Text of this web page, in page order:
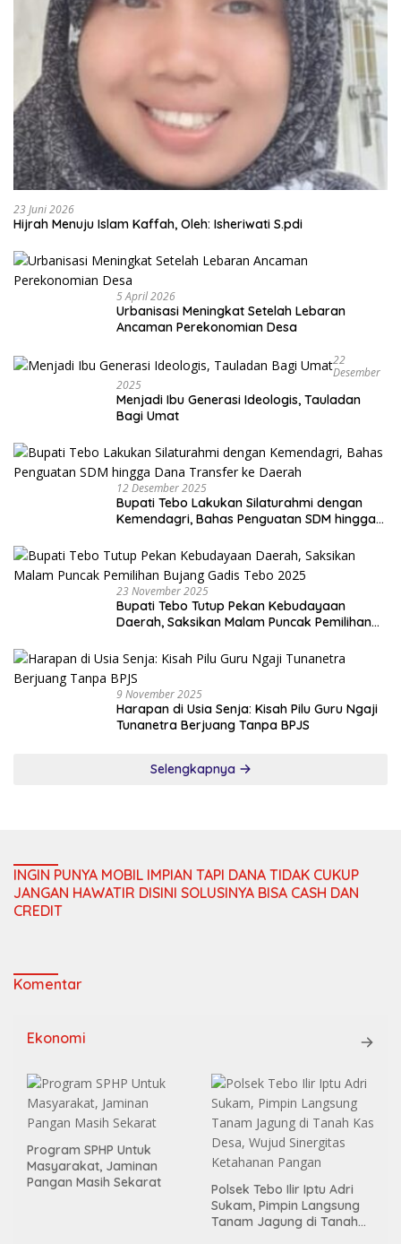
23 Juni 2026
Hijrah Menuju Islam Kaffah, Oleh: Isheriwati S.pdi
5 April 2026
Urbanisasi Meningkat Setelah Lebaran
Ancaman Perekonomian Desa
22
Desember
2025
Menjadi Ibu Generasi Ideologis, Tauladan
Bagi Umat
12 Desember 2025
Bupati Tebo Lakukan Silaturahmi dengan
Kemendagri, Bahas Penguatan SDM hingga
23 November 2025
Bupati Tebo Tutup Pekan Kebudayaan
Daerah, Saksikan Malam Puncak Pemilihan
9 November 2025
Harapan di Usia Senja: Kisah Pilu Guru Ngaji
Tunanetra Berjuang Tanpa BPJS
Selengkapnya
INGIN PUNYA MOBIL IMPIAN TAPI DANA TIDAK CUKUP
JANGAN HAWATIR DISINI SOLUSINYA BISA CASH DAN
CREDIT
Komentar
Ekonomi
Program SPHP Untuk
Masyarakat, Jaminan
Pangan Masih Sekarat
Polsek Tebo Ilir Iptu Adri
Sukam, Pimpin Langsung
Tanam Jagung di Tanah